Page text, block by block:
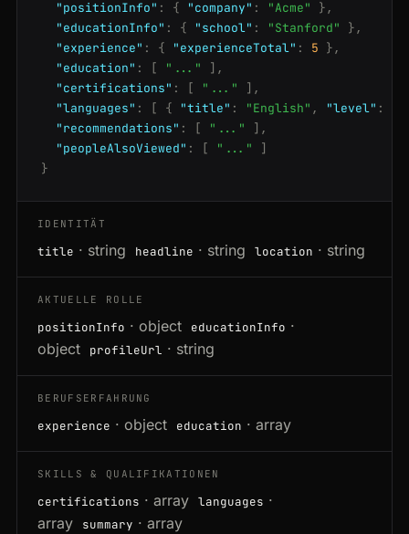
"positionInfo" : { "company" : "Acme" } ,
"educationInfo" : { "school" : "Stanford" } ,
"experience" : { "experienceTotal" : 5 } ,
"education" : [ "..." ] ,
"certifications" : [ "..." ] ,
"languages" : [ { "title" : "English" , "level" :
"recommendations" : [ "..." ] ,
"peopleAlsoViewed" : [ "..."
]
}
IDENTITÄT
title · string headline · string location · string
AKTUELLE ROLLE
positionInfo · object educationInfo ·
object
profileUrl · string
BERUFSERFAHRUNG
experience · object education · array
SKILLS & QUALIFIKATIONEN
certifications · array languages ·
array
summary · array